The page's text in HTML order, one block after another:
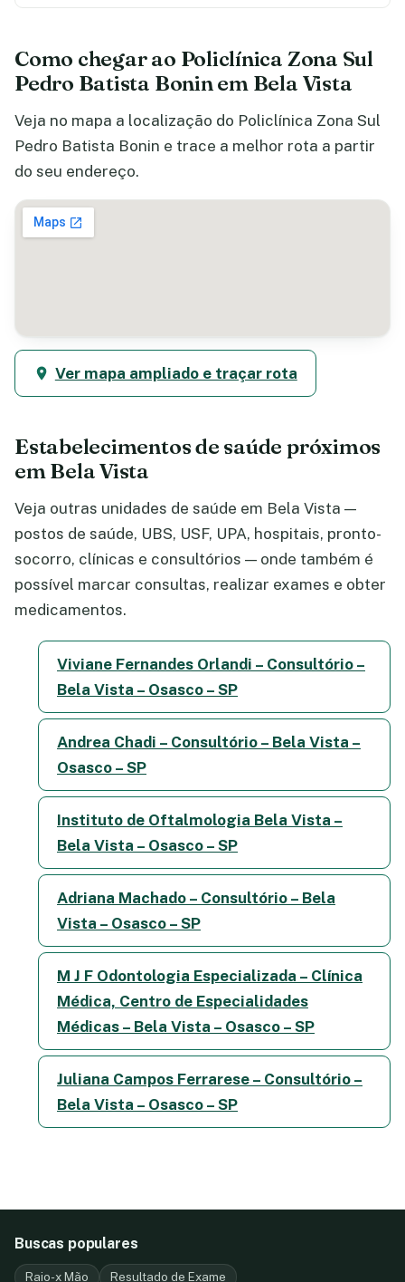
Como chegar ao Policlínica Zona Sul
Pedro Batista Bonin em Bela Vista
Veja no mapa a localização do Policlínica Zona Sul
Pedro Batista Bonin e trace a melhor rota a partir
do seu endereço.
Ver mapa ampliado e traçar rota
Estabelecimentos de saúde próximos
em Bela Vista
Veja outras unidades de saúde em Bela Vista —
postos de saúde, UBS, USF, UPA, hospitais, pronto-
socorro, clínicas e consultórios — onde também é
possível marcar consultas, realizar exames e obter
medicamentos.
Viviane Fernandes Orlandi – Consultório –
Bela Vista – Osasco – SP
Andrea Chadi – Consultório – Bela Vista –
Osasco – SP
Instituto de Oftalmologia Bela Vista –
Bela Vista – Osasco – SP
Adriana Machado – Consultório – Bela
Vista – Osasco – SP
M J F Odontologia Especializada – Clínica
Médica, Centro de Especialidades
Médicas – Bela Vista – Osasco – SP
Juliana Campos Ferrarese – Consultório –
Bela Vista – Osasco – SP
Buscas populares
Raio-x Mão Resultado de Exame